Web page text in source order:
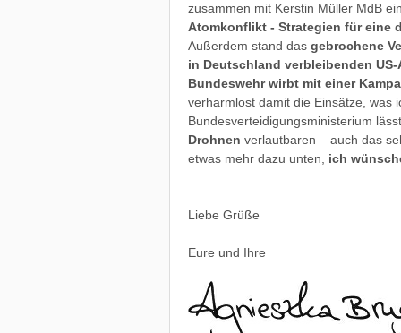
zusammen mit Kerstin Müller MdB
Atomkonflikt - Strategien für eine
Außerdem stand das gebrochene
in Deutschland verbleibenden
Bundeswehr wirbt mit einer
verharmlost damit die Einsätze, was
Bundesverteidigungsministerium
Drohnen verlautbaren – auch das
etwas mehr dazu unten, ich
Liebe Grüße
Eure und Ihre